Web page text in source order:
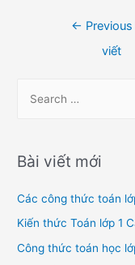
← Previous
viết
r
h
f
o
Bài viết mới
Các công thức toán
Kiến thức Toán lớp 1
Công thức toán học